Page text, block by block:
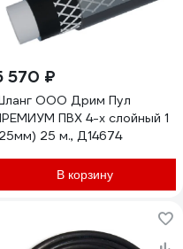
570 ₽
ООО Дрим Пул
ПВХ 4-х слойный 1
25 м., Д14674
В корзину